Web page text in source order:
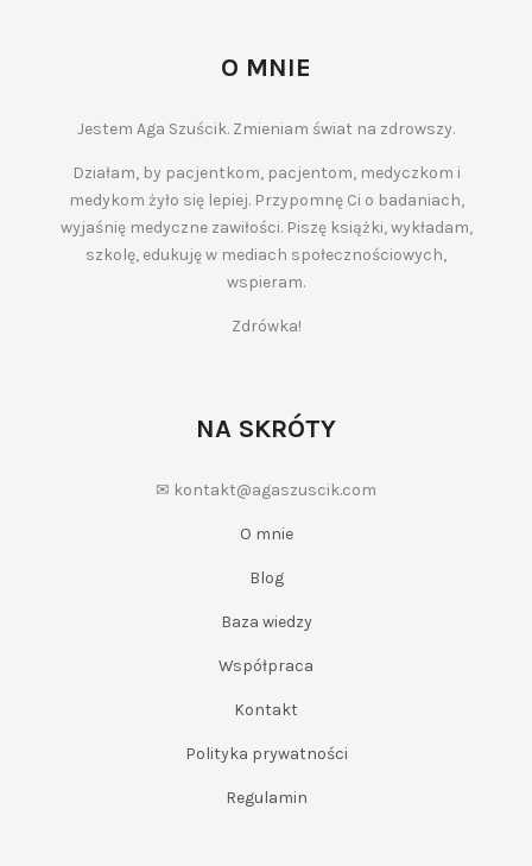
O MNIE
Jestem Aga Szuścik. Zmieniam świat na zdrowszy.
Działam, by pacjentkom, pacjentom, medyczkom i
medykom żyło się lepiej. Przypomnę Ci o badaniach,
wyjaśnię medyczne zawiłości. Piszę książki, wykładam,
szkolę, edukuję w mediach społecznościowych,
wspieram.
Zdrówka!
NA SKRÓTY
✉ kontakt@agaszuscik.com
O mnie
Blog
Baza wiedzy
Współpraca
Kontakt
Polityka prywatności
Regulamin